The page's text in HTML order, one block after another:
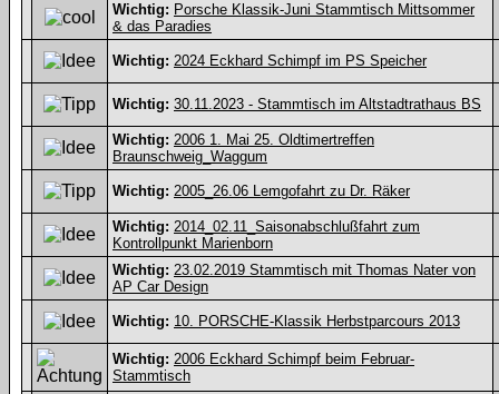
Wichtig: Porsche Klassik-Juni Stammtisch Mittsommer
& das Paradies
Wichtig: 2024 Eckhard Schimpf im PS Speicher
Wichtig: 30.11.2023 - Stammtisch im Altstadtrathaus BS
Wichtig: 2006 1. Mai 25. Oldtimertreffen
Braunschweig_Waggum
Wichtig: 2005_26.06 Lemgofahrt zu Dr. Räker
Wichtig: 2014_02.11_Saisonabschlußfahrt zum
Kontrollpunkt Marienborn
Wichtig: 23.02.2019 Stammtisch mit Thomas Nater von
AP Car Design
Wichtig: 10. PORSCHE-Klassik Herbstparcours 2013
Wichtig: 2006 Eckhard Schimpf beim Februar-
Stammtisch